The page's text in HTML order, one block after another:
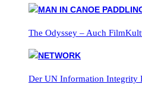
The Odyssey – Auch
Der UN Information Integrity